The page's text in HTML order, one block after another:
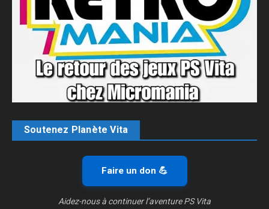
Soutenez Planète Vita
Faire un don 💪
Aidez-nous à continuer l’aventure PS Vita